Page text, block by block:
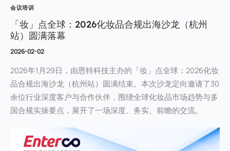
会议培训
「妆」点全球：2026化妆品合规出海沙龙（杭州
站）圆满落幕
2026-02-02
2026年1月29日，由恩特科技主办的「妆」点全球：2026化妆
品合规出海沙龙（杭州站）圆满结束。本次沙龙定向邀请了30
余位行业深度客户与合作伙伴，围绕全球化妆品市场趋势与多
国合规实操要点，展开了一场深度、务实、前瞻的交流。